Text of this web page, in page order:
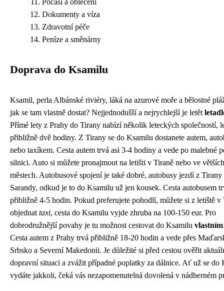
Počasí a oblečení
Dokumenty a víza
Zdravotní péče
Peníze a směnárny
Doprava do Ksamilu
Ksamil, perla Albánské riviéry, láká na azurové moře a bělostné
jak se tam vlastně dostat? Nejjednodušší a nejrychlejší je letět
Přímé lety z Prahy do Tirany nabízí několik leteckých společností,
přibližně dvě hodiny. Z Tirany se do Ksamilu dostanete autem,
nebo taxíkem. Cesta autem trvá asi 3-4 hodiny a vede po malebné
silnici. Auto si můžete pronajmout na letišti v Tiraně nebo ve větších
městech. Autobusové spojení je také dobré, autobusy jezdí z Tirany
Sarandy, odkud je to do Ksamilu už jen kousek. Cesta autobusem
přibližně 4-5 hodin. Pokud preferujete pohodlí, můžete si z letiště v
objednat taxi, cesta do Ksamilu vyjde zhruba na 100-150 eur. Pro
dobrodružnější povahy je tu možnost cestovat do Ksamilu
Cesta autem z Prahy trvá přibližně 18-20 hodin a vede přes
Srbsko a Severní Makedonii. Je důležité si před cestou ověřit
dopravní situaci a zvážit případné poplatky za dálnice. Ať už se do
vydáte jakkoli, čeká vás nezapomenutelná dovolená v nádherném